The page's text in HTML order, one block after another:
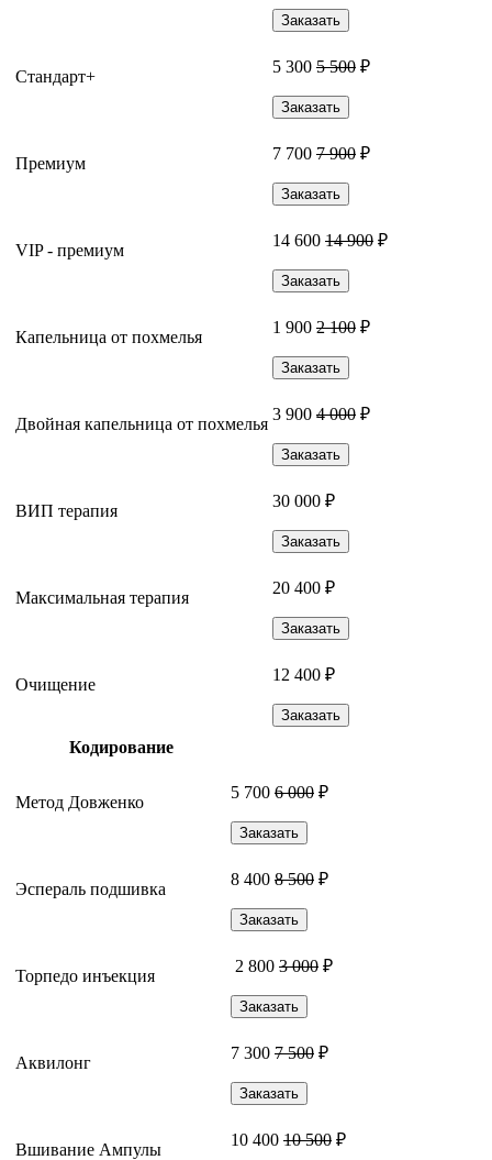
Заказать
Стандарт+
5 300 5 500 ₽
Заказать
Премиум
7 700 7 900 ₽
Заказать
VIP - премиум
14 600 14 900 ₽
Заказать
Капельница от похмелья
1 900 2 100 ₽
Заказать
Двойная капельница от похмелья
3 900 4 000 ₽
Заказать
ВИП терапия
30 000 ₽
Заказать
Максимальная терапия
20 400 ₽
Заказать
Очищение
12 400 ₽
Заказать
Кодирование
Метод Довженко
5 700 6 000 ₽
Заказать
Эспераль подшивка
8 400 8 500 ₽
Заказать
Торпедо инъекция
2 800 3 000 ₽
Заказать
Аквилонг
7 300 7 500 ₽
Заказать
Вшивание Ампулы
10 400 10 500 ₽